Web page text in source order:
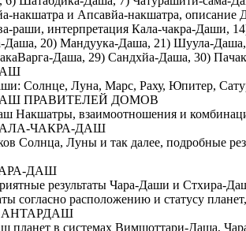
накшатра и Апсавйа-накшатра,
рaши, интерпретация Кaла-чакра-Даши,
Дашa, 20) Мандуука-Дашa, 21) Шуула-
Дашa, 29) Сандхйа-Дашa, 30)
Солнце, Луна, Марс, Раху, Юпитер,
ДАШ ПРАВИТЕЛЕЙ ДОМОВ
Накшатры, взаимоотношения и
ЧАКРА-ДАШ
Солнца, Луны и так далее, подробные
ДАШ
результаты Чара-Даши и Стхира-
согласно расположению и статусу
АНТАРДАШ
планет в системах Вимшоттари-Дашa,